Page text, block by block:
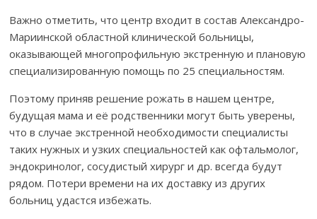
Важно отметить, что центр входит в состав Александро-
Мариинской областной клинической больницы,
оказывающей многопрофильную экстренную и плановую
специализированную помощь по 25 специальностям.
Поэтому приняв решение рожать в нашем центре,
будущая мама и её родственники могут быть уверены,
что в случае экстренной необходимости специалисты
таких нужных и узких специальностей как офтальмолог,
эндокринолог, сосудистый хирург и др. всегда будут
рядом. Потери времени на их доставку из других
больниц удастся избежать.